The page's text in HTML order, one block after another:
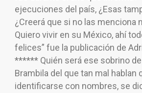
ejecuciones del país, ¿Esas
¿Creerá que si no las menciona
Quiero vivir en su México, ahí
felices” fue la publicación de
****** Quién será ese sobrino
Brambila del que tan mal hablan
identificarse con nombres, se